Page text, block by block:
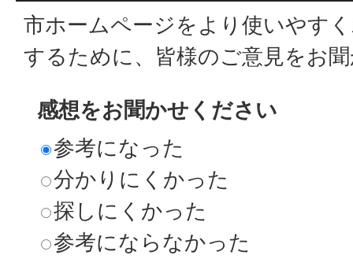
市ホームページをより使いやす
するために、皆様のご意見をお
感想をお聞かせください
参考になった
分かりにくかった
探しにくかった
参考にならなかった